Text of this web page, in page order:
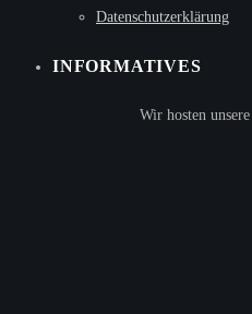
Datenschutzerklärung
INFORMATIVES
Wir hosten